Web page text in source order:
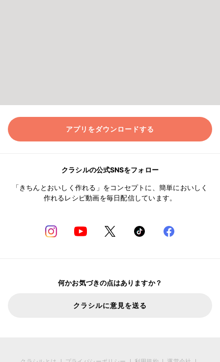
アプリをダウンロードする
クラシルの公式SNSをフォロー
「きちんとおいしく作れる」をコンセプトに、簡単においしく
作れるレシピ動画を毎日配信しています。
何かお気づきの点はありますか？
クラシルに意見を送る